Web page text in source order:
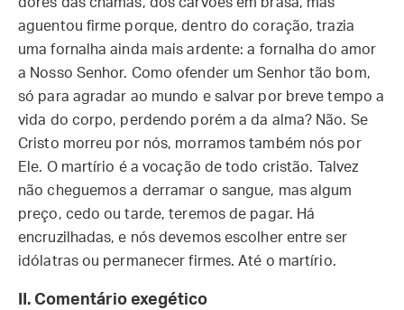
aguentou firme porque, dentro do coração, trazia
uma fornalha ainda mais ardente: a fornalha do amor
a Nosso Senhor. Como ofender um Senhor tão bom,
só para agradar ao mundo e salvar por breve tempo a
vida do corpo, perdendo porém a da alma? Não. Se
Cristo morreu por nós, morramos também nós por
Ele. O martírio é a vocação de todo cristão. Talvez
não cheguemos a derramar o sangue, mas algum
preço, cedo ou tarde, teremos de pagar. Há
encruzilhadas, e nós devemos escolher entre ser
idólatras ou permanecer firmes. Até o martírio.
II. Comentário exegético